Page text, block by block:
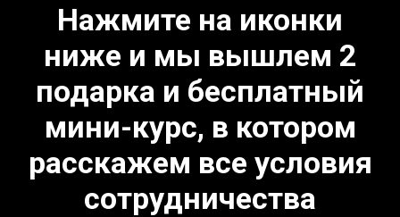
Нажмите на иконки
ниже и мы вышлем 2
подарка и бесплатный
мини-курс, в котором
расскажем все условия
сотрудничества